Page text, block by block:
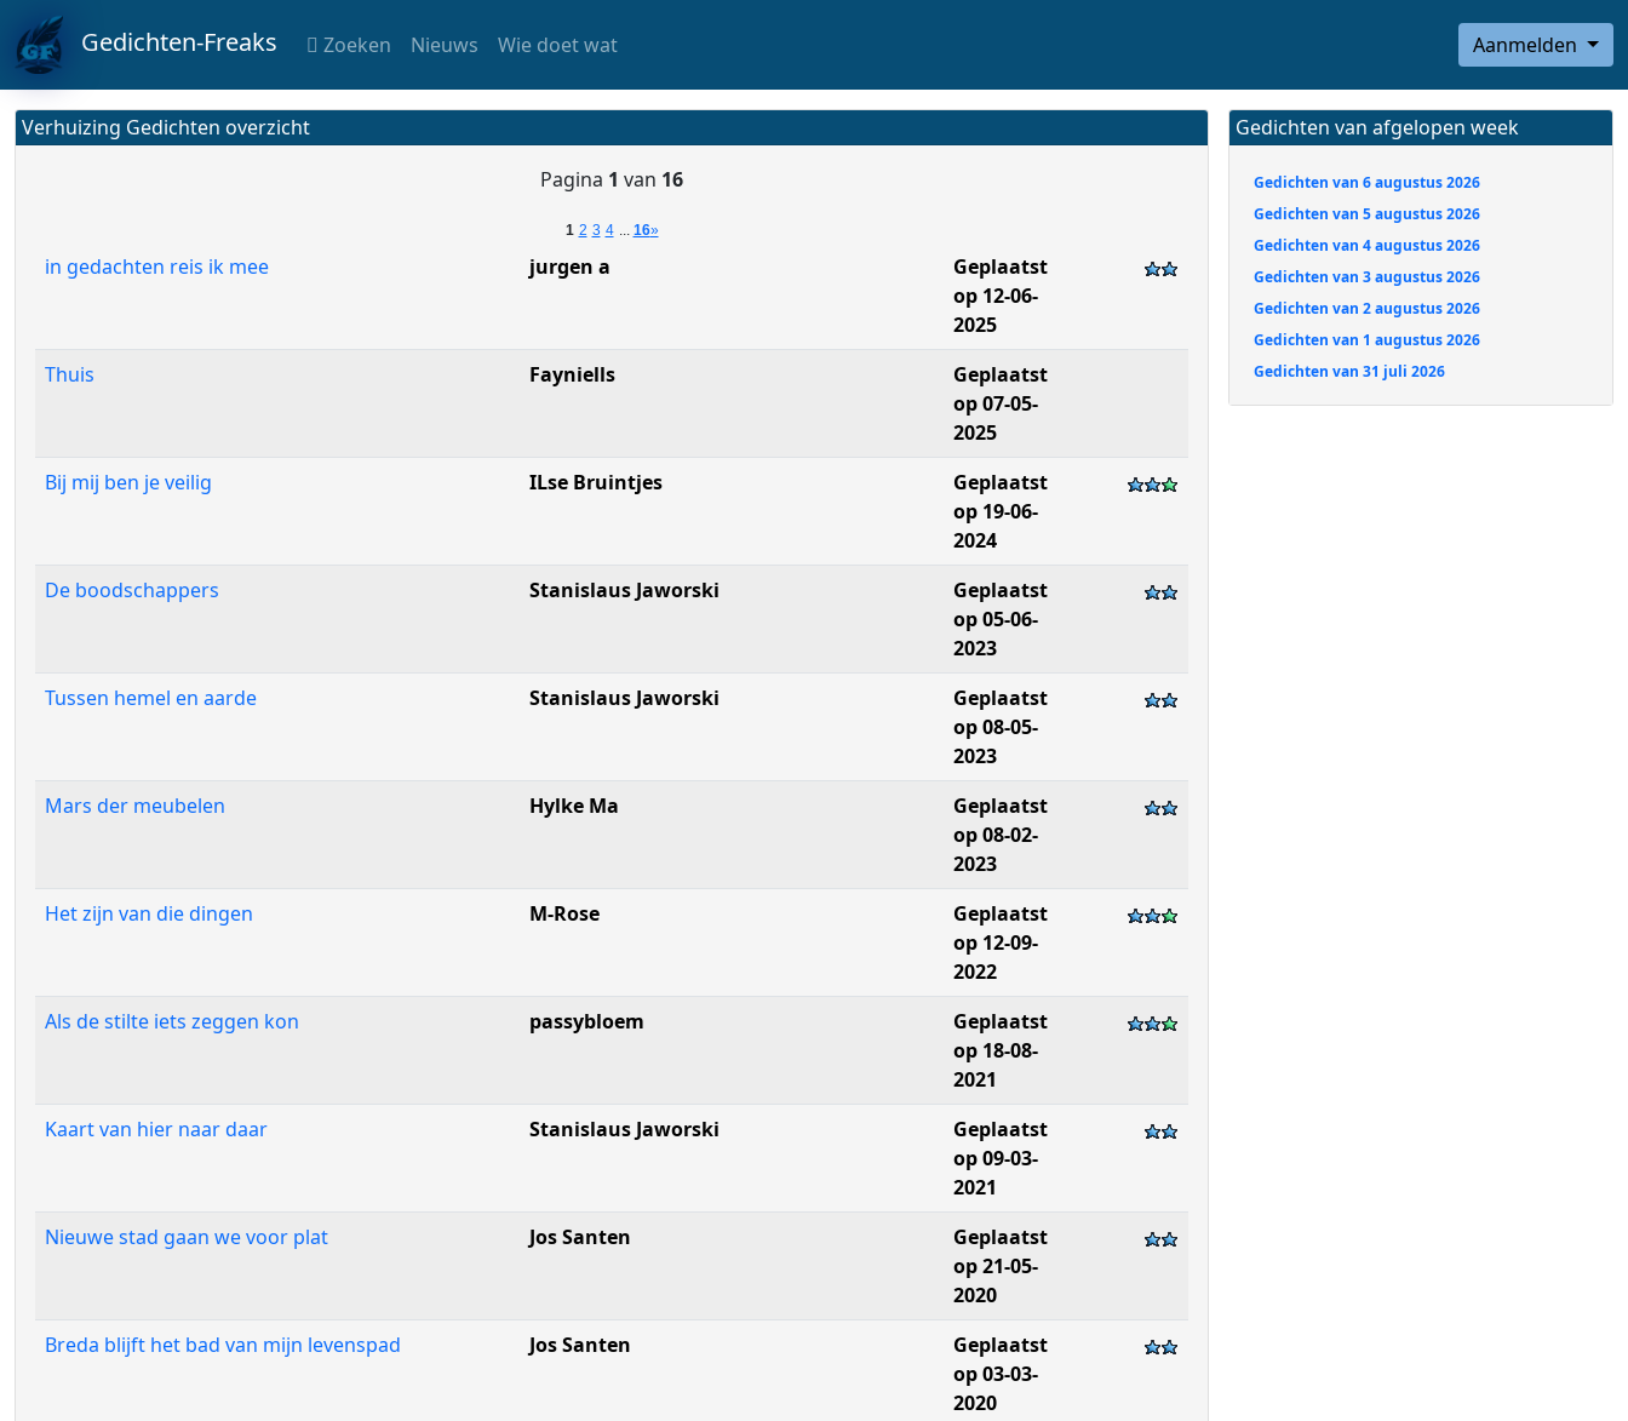
Gedichten-Freaks Zoeken Nieuws Wie doet wat Aanmelden
Verhuizing Gedichten overzicht
Pagina 1 van 16
1 2 3 4 ... 16»
in gedachten reis ik mee jurgen a
Geplaatst
op 12-06-
2025
Thuis
Fayniells
Geplaatst
op 07-05-
2025
Bij mij ben je veilig
ILse Bruintjes
Geplaatst
op 19-06-
2024
De boodschappers
Stanislaus Jaworski
Geplaatst
op 05-06-
2023
Tussen hemel en aarde
Stanislaus Jaworski
Geplaatst
op 08-05-
2023
Mars der meubelen
Hylke Ma
Geplaatst
op 08-02-
2023
Het zijn van die dingen
M-Rose
Geplaatst
op 12-09-
2022
Als de stilte iets zeggen kon
passybloem
Geplaatst
op 18-08-
2021
Kaart van hier naar daar
Stanislaus Jaworski
Geplaatst
op 09-03-
2021
Nieuwe stad gaan we voor plat
Jos Santen
Geplaatst
op 21-05-
2020
Breda blijft het bad van mijn levenspad
Jos Santen
Geplaatst
op 03-03-
2020
Gedichten van afgelopen week
Gedichten van 6 augustus 2026
Gedichten van 5 augustus 2026
Gedichten van 4 augustus 2026
Gedichten van 3 augustus 2026
Gedichten van 2 augustus 2026
Gedichten van 1 augustus 2026
Gedichten van 31 juli 2026